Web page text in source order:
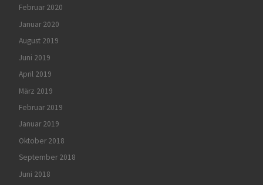
Februar 2020
Januar 2020
August 2019
Juni 2019
April 2019
März 2019
Februar 2019
Januar 2019
Oktober 2018
September 2018
Juni 2018